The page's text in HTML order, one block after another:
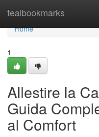
tealbookmarks
Home
Home
1
Allestire la
Guida
al Comfort